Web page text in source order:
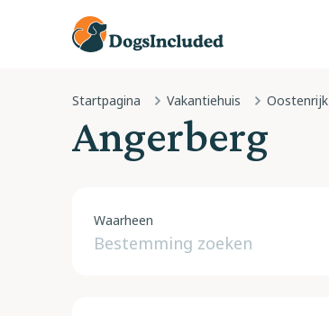
Startpagina Vakantiehuis Oostenrijk
Angerberg
Waarheen